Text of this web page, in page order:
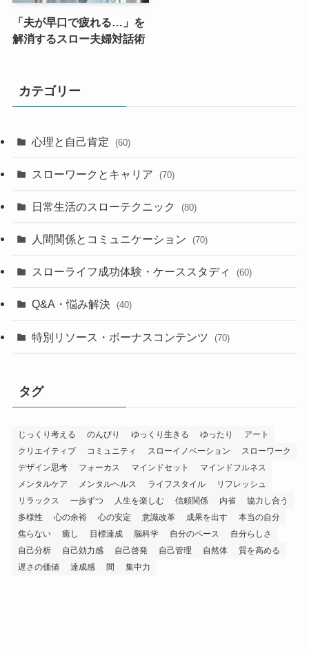
「夫が早口で疲れる…」を
解消するスロー夫婦対話術
カテゴリー
心理と自己肯定 (60)
スローワークとキャリア (70)
日常生活のスローテクニック (80)
人間関係とコミュニケーション (70)
スローライフ成功体験・ケーススタディ (60)
Q&A・悩み解決 (40)
特別リソース・ボーナスコンテンツ (70)
タグ
じっくり考える のんびり ゆっくり生きる ゆったり
アート
クリエイティブ
コミュニティ スローイノベーション
スローワーク
デザイン思考
フォーカス マインドセット
マインドフルネス
メンタルケア
メンタルヘルス ライフスタイル
リフレッシュ
リラックス
一歩ずつ 人生を楽しむ 信頼関係 内省
協力し合う
多様性
心の余裕 心の安定 意識改革 成果を出す
本当の自分
焦らない
癒し 目標達成 脳科学 自分のペース
自分らしさ
自己分析
自己効力感 自己啓発 自己管理 自然体
質を高める
遅さの価値
達成感 間 集中力